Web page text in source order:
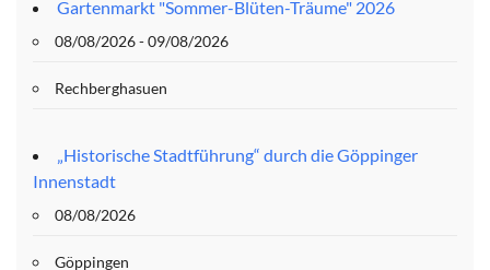
Gartenmarkt "Sommer-Blüten-Träume" 2026
08/08/2026 - 09/08/2026
Rechberghasuen
„Historische Stadtführung“ durch die Göppinger
Innenstadt
08/08/2026
Göppingen